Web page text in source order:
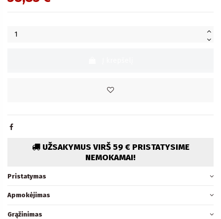
UŽSAKYMUS VIRŠ 59 € PRISTATYSIME
NEMOKAMAI!
Pristatymas
Apmokėjimas
Grąžinimas